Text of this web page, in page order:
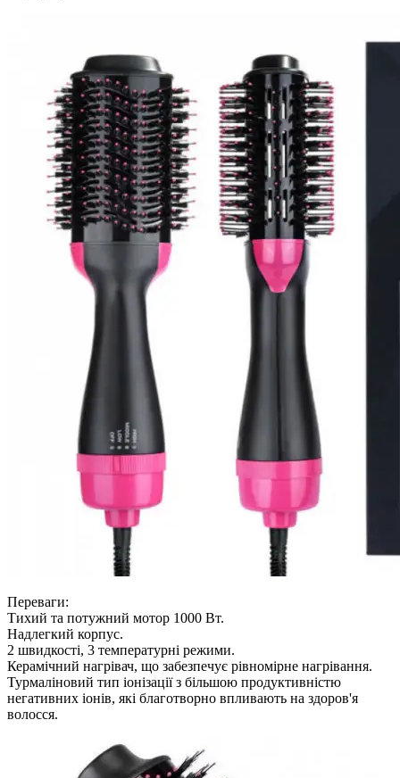
Переваги:
Тихий та потужний мотор 1000 Вт.
Надлегкий корпус.
2 швидкості, 3 температурні режими.
Керамічний нагрівач, що забезпечує рівномірне нагрівання.
Турмаліновий тип іонізації з більшою продуктивністю
негативних іонів, які благотворно впливають на здоров'я
волосся.